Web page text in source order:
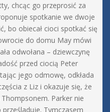
chcąc go przeprosić za
spotkanie we dwoje
bo obiecał cioci spotkać się
do domu May mówi
odwołana – dziewczynę
przed ciocią Peter
jego odmowę, odkłada
z Liz i okazuje się, że
Parker nie
Tymczasem